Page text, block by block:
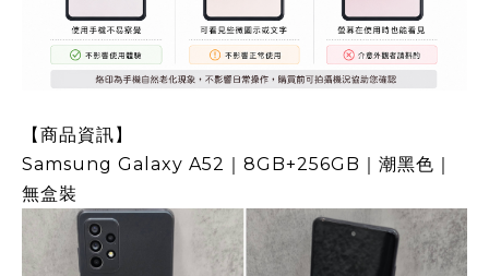
【商品資訊】
Samsung Galaxy A52｜8GB+256GB｜潮黑色｜
無盒裝